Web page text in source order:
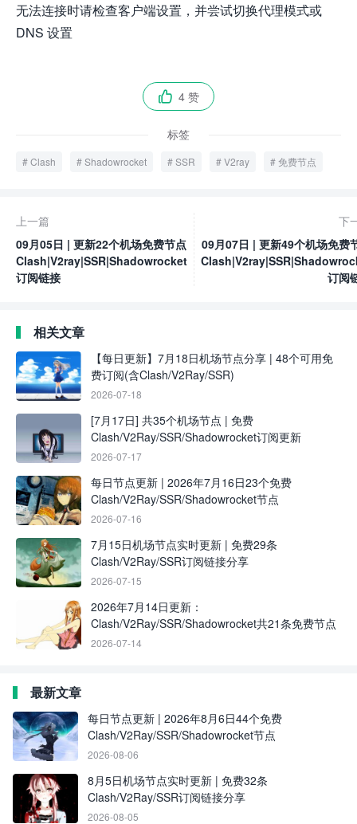
无法连接时请检查客户端设置，并尝试切换代理模式或
DNS 设置
 4 赞
标签
Clash Shadowrocket SSR V2ray 免费节点
上一篇
09月05日 | 更新22个机场免费节点
Clash|V2ray|SSR|Shadowrocket
订阅链接
下
09月07日 | 更新49个机场免费
订阅
相关文章
【每日更新】7月18日机场节点分享 | 48个可用免
费订阅(含Clash/V2Ray/SSR)
2026-07-18
[7月17日] 共35个机场节点 | 免费
Clash/V2Ray/SSR/Shadowrocket订阅更新
2026-07-17
每日节点更新 | 2026年7月16日23个免费
Clash/V2Ray/SSR/Shadowrocket节点
2026-07-16
7月15日机场节点实时更新 | 免费29条
Clash/V2Ray/SSR订阅链接分享
2026-07-15
2026年7月14日更新：
Clash/V2Ray/SSR/Shadowrocket共21条免费节点
2026-07-14
最新文章
每日节点更新 | 2026年8月6日44个免费
Clash/V2Ray/SSR/Shadowrocket节点
2026-08-06
8月5日机场节点实时更新 | 免费32条
Clash/V2Ray/SSR订阅链接分享
2026-08-05